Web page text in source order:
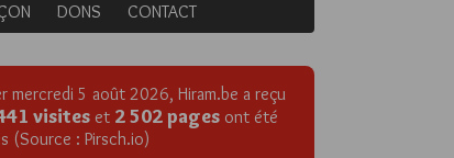
DONS CONTACT
mercredi 5 août 2026, Hiram.be a reçu
visites et 2 502 pages ont été
(Source : Pirsch.io)